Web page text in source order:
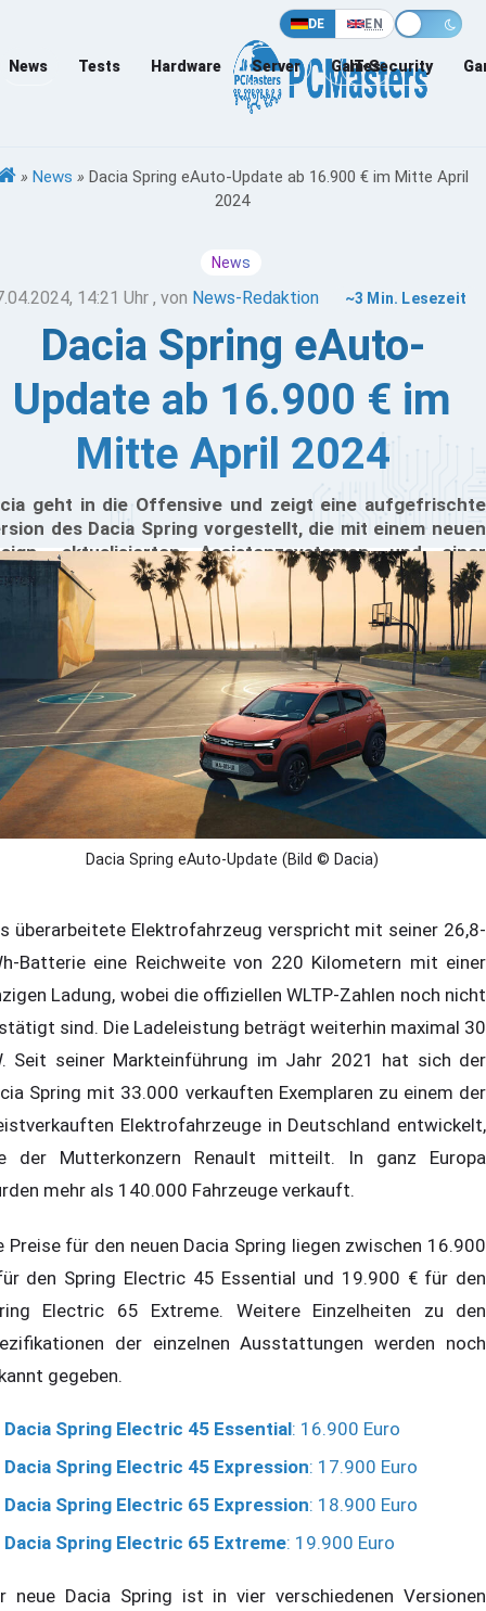
DE EN
News Tests Hardware Server Games
IT-Security
» News » Dacia Spring eAuto-Update ab 16.900 € im Mitte April
2024
News
14:21 Uhr , von News-Redaktion ~3 Min. Lesezeit
Dacia Spring eAuto-
Update ab 16.900 € im
Mitte April 2024
geht in die Offensive und zeigt eine aufgefrischte
des Dacia Spring vorgestellt, die mit einem neuen
aktualisierten Assistenzsystemen und einer
für externe Geräte ab Mitte April 2024 zu
Preis von 16.900 € erhältlich ist.
Dacia Spring eAuto-Update (Bild © Dacia)
überarbeitete Elektrofahrzeug verspricht mit seiner 26,8-
Batterie eine Reichweite von 220 Kilometern mit einer
Ladung, wobei die offiziellen WLTP-Zahlen noch nicht
sind. Die Ladeleistung beträgt weiterhin maximal 30
Seit seiner Markteinführung im Jahr 2021 hat sich der
Spring mit 33.000 verkauften Exemplaren zu einem der
Elektrofahrzeuge in Deutschland entwickelt,
der Mutterkonzern Renault mitteilt. In ganz Europa
mehr als 140.000 Fahrzeuge verkauft.
Preise für den neuen Dacia Spring liegen zwischen 16.900
den Spring Electric 45 Essential und 19.900 € für den
Electric 65 Extreme. Weitere Einzelheiten zu den
der einzelnen Ausstattungen werden noch
gegeben.
Dacia Spring Electric 45 Essential: 16.900 Euro
Dacia Spring Electric 45 Expression: 17.900 Euro
Dacia Spring Electric 65 Expression: 18.900 Euro
Dacia Spring Electric 65 Extreme: 19.900 Euro
neue Dacia Spring ist in vier verschiedenen Versionen